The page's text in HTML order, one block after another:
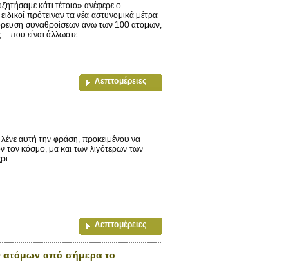
κάτι τέτοιο» ανέφερε ο
πρότειναν τα νέα αστυνομικά μέτρα
συναθροίσεων άνω των 100 ατόμων,
που είναι άλλωστε...
Λεπτομέρειες
λένε αυτή την φράση, προκειμένου να
τον κόσμο, μα και των λιγότερων των
Λεπτομέρειες
ατόμων από σήμερα το